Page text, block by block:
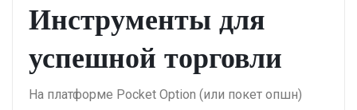
Инструменты для
успешной торговли
На платформе Pocket Option (или покет опшн)